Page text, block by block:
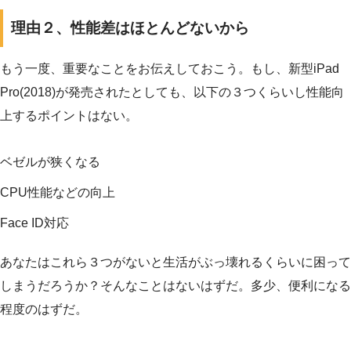
理由２、性能差はほとんどないから
もう一度、重要なことをお伝えしておこう。もし、新型iPad
Pro(2018)が発売されたとしても、以下の３つくらいし性能向
上するポイントはない。
ベゼルが狭くなる
CPU性能などの向上
Face ID対応
あなたはこれら３つがないと生活がぶっ壊れるくらいに困って
しまうだろうか？そんなことはないはずだ。多少、便利になる
程度のはずだ。